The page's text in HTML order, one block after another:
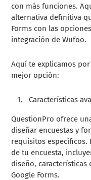
con más funciones.
alternativa definitiva
Forms con las
integración de Wufoo.
Aquí te explicamos
mejor opción:
Características
QuestionPro ofrece
diseñar encuestas y
requisitos específicos.
de tu encuesta,
diseño, características
Google Forms.